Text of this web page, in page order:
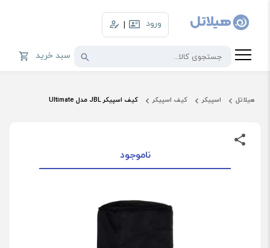
ورود |
سبد خرید
هیلاتل اسپیکر کیف اسپیکر کیف اسپیکر JBL مدل Ultimate
ناموجود